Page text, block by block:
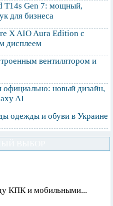
T14s Gen 7: мощный,
для бизнеса
X AIO Aura Edition с
дисплеем
вентилятором и
официально: новый дизайн,
AI
одежды и обуви в Украине
КПК и мобильными...